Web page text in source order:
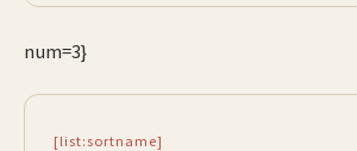
num=3}
[list:sortname]